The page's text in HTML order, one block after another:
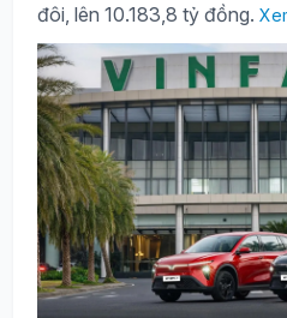
đôi, lên 10.183,8 tỷ đồng.